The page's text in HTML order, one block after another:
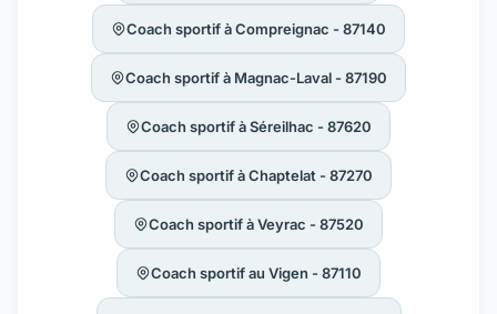
Coach sportif à Compreignac - 87140
Coach sportif à Magnac-Laval - 87190
Coach sportif à Séreilhac - 87620
Coach sportif à Chaptelat - 87270
Coach sportif à Veyrac - 87520
Coach sportif au Vigen - 87110